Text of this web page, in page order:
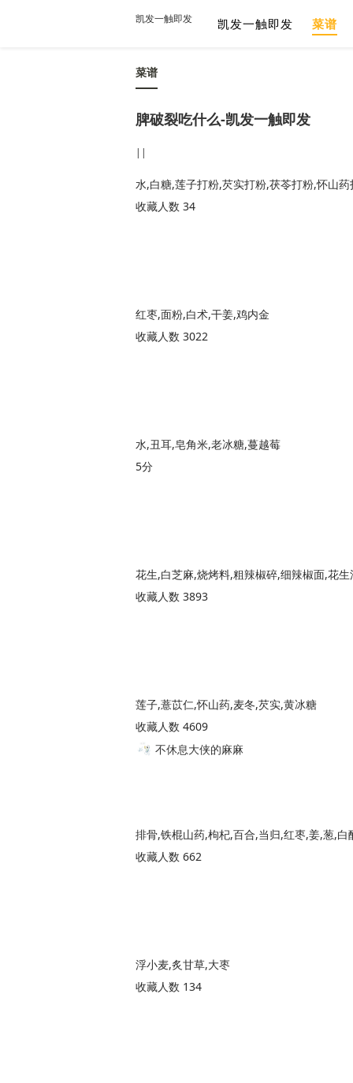
凯发一触即发 凯发一触即发 菜谱
菜谱
脾破裂吃什么-凯发一触即发
||
水,白糖,莲子打粉,芡实打粉,茯苓打粉,怀山
收藏人数 34
红枣,面粉,白术,干姜,鸡内金
收藏人数 3022
水,丑耳,皂角米,老冰糖,蔓越莓
5分
花生,白芝麻,烧烤料,粗辣椒碎,细辣椒面,花生
收藏人数 3893
莲子,薏苡仁,怀山药,麦冬,芡实,黄冰糖
收藏人数 4609
不休息大侠的麻麻
排骨,铁棍山药,枸杞,百合,当归,红枣,姜,葱,白
收藏人数 662
浮小麦,炙甘草,大枣
收藏人数 134